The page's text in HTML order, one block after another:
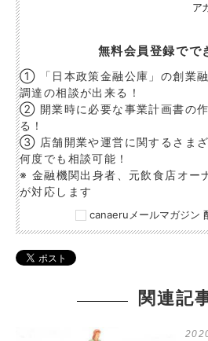
ア
無料会員登録でで
① 「日本政策金融公庫」の創業
調達の相談が出来る！
② 開業時に必要な事業計画書の
る！
③ 店舗開業や運営に関するさま
何度でも相談可能！
※ 金融機関出身者、元飲食店オー
が対応します
canaeruメールマガジン
関連記